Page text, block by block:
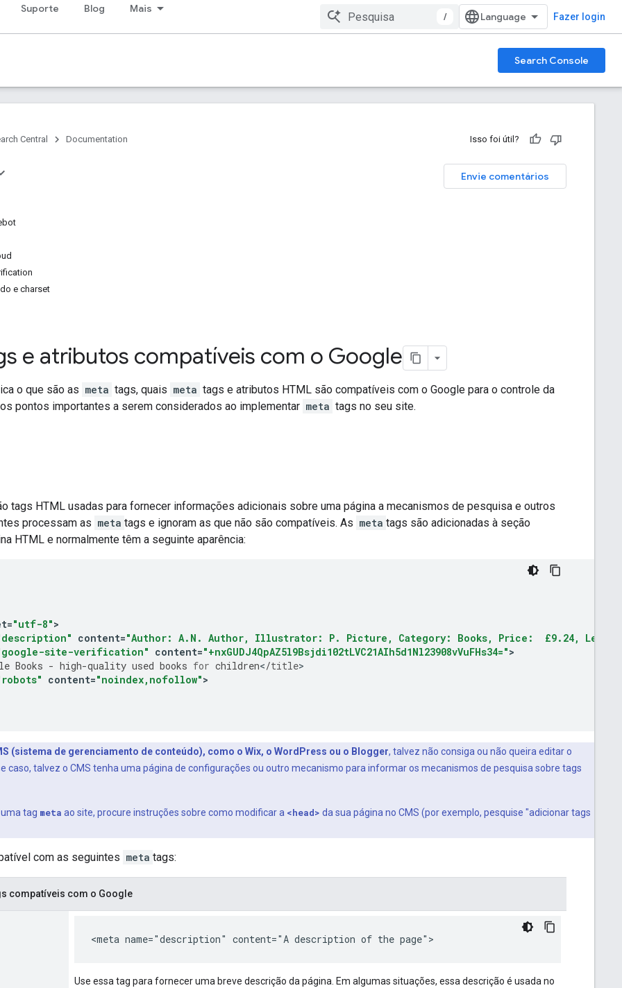
Suporte Blog Mais
/ Fazer login
Search Console
Central Documentation Isso foi útil?
Envie comentários
e charset
e atributos compatíveis com o Google
o que são as meta tags, quais meta tags e atributos HTML são compatíveis com o Google para o controle da
pontos importantes a serem considerados ao implementar meta tags no seu site.
tags HTML usadas para fornecer informações adicionais sobre uma página a mecanismos de pesquisa e outros
processam as meta tags e ignoram as que não são compatíveis. As meta tags são adicionadas à seção
HTML e normalmente têm a seguinte aparência:
="utf-8">
content="Author: A.N. Author, Illustrator: P. Picture, Category: Books, Price:  £9.24,
site-verification" content="+nxGUDJ4QpAZ5l9Bsjdi102tLVC21AIh5d1Nl23908vVuFHs34=">
Books - high-quality used books for children</title
content="noindex,nofollow">
(sistema de gerenciamento de conteúdo), como o Wix, o WordPress ou o Blogger, talvez não consiga ou não queira editar o
caso, talvez o CMS tenha uma página de configurações ou outro mecanismo para informar os mecanismos de pesquisa sobre tags
uma tag meta ao site, procure instruções sobre como modificar a <head> da sua página no CMS (por exemplo, pesquise "adicionar tags
com as seguintes meta tags:
compatíveis com o Google
<meta name="description" content="A description of the page">
Use essa tag para fornecer uma breve descrição da página. Em algumas situações, essa descrição é usada no